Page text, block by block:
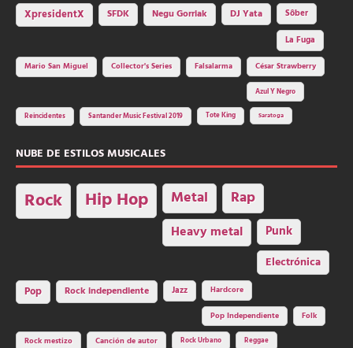
XpresidentX SFDK Negu Gorriak DJ Yata
Sôber
La Fuga
Mario San Miguel
Collector's Series Falsalarma César Strawberry
Azul Y Negro
Reincidentes Santander Music Festival 2019 Tote King Saratoga
NUBE DE ESTILOS MUSICALES
Rock Hip Hop Metal Rap
Heavy metal Punk
Electrónica
Pop Rock independiente Jazz Hardcore
Pop Independiente Folk
Rock mestizo Canción de autor Rock Urbano Reggae